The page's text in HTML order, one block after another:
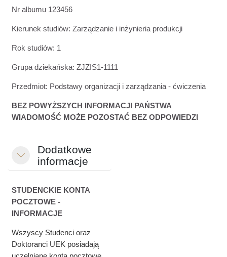
Nr albumu 123456
Kierunek studiów: Zarządzanie i inżynieria produkcji
Rok studiów: 1
Grupa dziekańska: ZJZIS1-1111
Przedmiot: Podstawy organizacji i zarządzania - ćwiczenia
BEZ POWYŻSZYCH INFORMACJI PAŃSTWA
WIADOMOŚĆ MOŻE POZOSTAĆ BEZ ODPOWIEDZI
Einklappen
Dodatkowe
informacje
STUDENCKIE KONTA
POCZTOWE -
INFORMACJE
Wszyscy Studenci oraz
Doktoranci UEK posiadają